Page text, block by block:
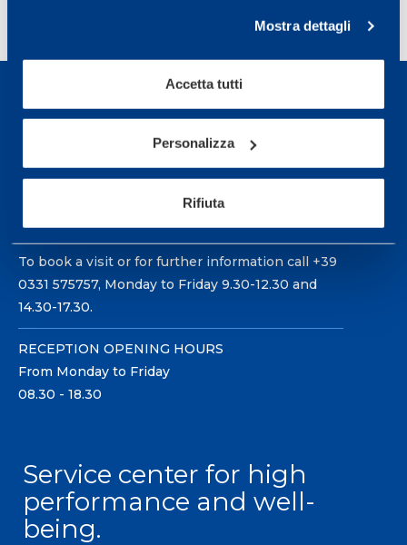
Mostra dettagli
Accetta tutti
Personalizza
Rifiuta
Sport Service Mapei S.r.l. - Via Busto Fagnano 38,
To book a visit or for further information call +39
0331 575757, Monday to Friday 9.30-12.30 and
14.30-17.30.
RECEPTION OPENING HOURS
From Monday to Friday
08.30 - 18.30
Service center for high
performance and well-
being.